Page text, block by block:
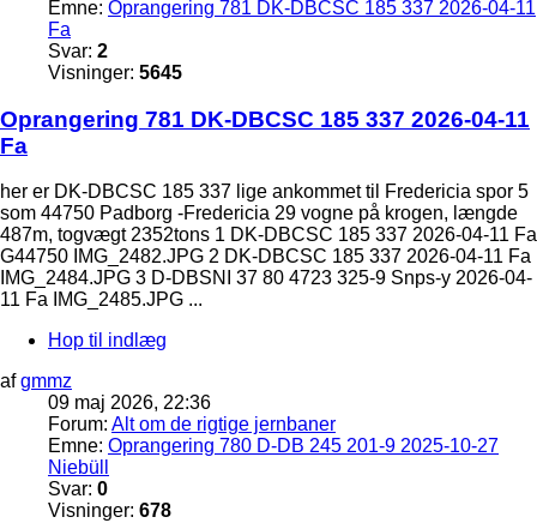
Emne: Oprangering 781 DK-DBCSC 185 337 2026-04-11
Fa
Svar: 2
Visninger: 5645
Oprangering 781 DK-DBCSC 185 337 2026-04-11
Fa
her er DK-DBCSC 185 337 lige ankommet til Fredericia spor 5
som 44750 Padborg -Fredericia 29 vogne på krogen, længde
487m, togvægt 2352tons 1 DK-DBCSC 185 337 2026-04-11 Fa
G44750 IMG_2482.JPG 2 DK-DBCSC 185 337 2026-04-11 Fa
IMG_2484.JPG 3 D-DBSNI 37 80 4723 325-9 Snps-y 2026-04-
11 Fa IMG_2485.JPG ...
Hop til indlæg
afgmmz
09 maj 2026, 22:36
Forum: Alt om de rigtige jernbaner
Emne: Oprangering 780 D-DB 245 201-9 2025-10-27
Niebüll
Svar: 0
Visninger: 678